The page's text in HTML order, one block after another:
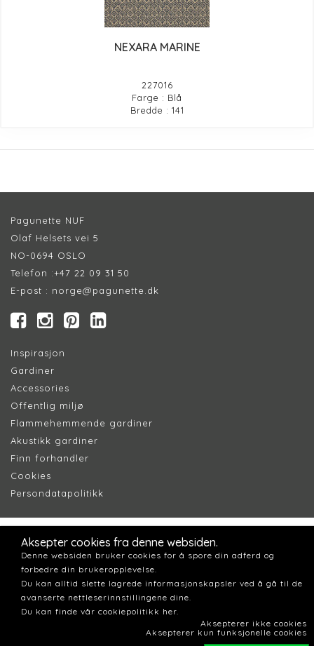
NEXARA MARINE
227016
Farge : Blå
Bredde : 141
Pagunette NUF
Olaf Helsets vei 5
NO-0694 OSLO
Telefon :+47 22 09 31 50
E-post : norge@pagunette.dk
Inspirasjon
Gardiner
Accessories
Offentlig miljø
Flammehemmende gardiner
Akustikk gardiner
Finn forhandler
Cookies
Persondatapolitikk
Aksepter cookies fra denne websiden.
Denne websiden bruker cookies for å spore din adferd og
forbedre din brukeropplevelse.
Du kan alltid slette lagrede informasjonskapsler ved å gå til de
avanserte nettleserinnstillingene dine.
Du kan finde vår cookiepolitikk her.
Aksepterer ikke cookies
Aksepterer kun funksjonelle cookies